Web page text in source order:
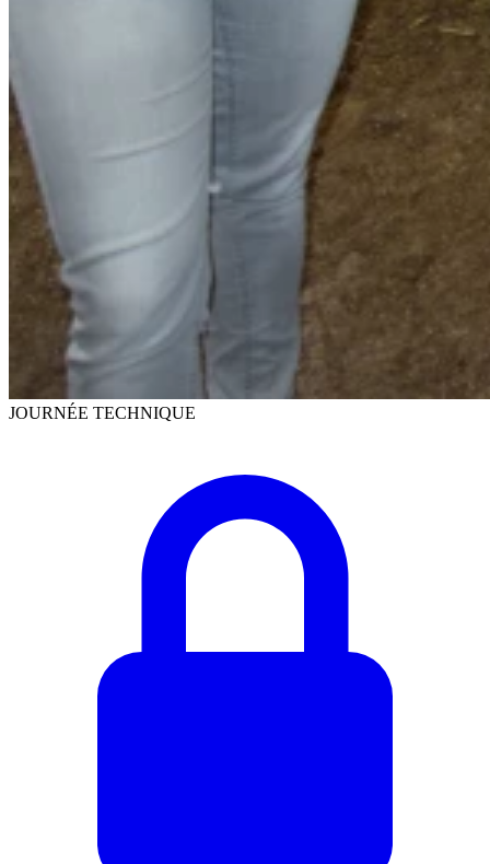
JOURNÉE TECHNIQUE